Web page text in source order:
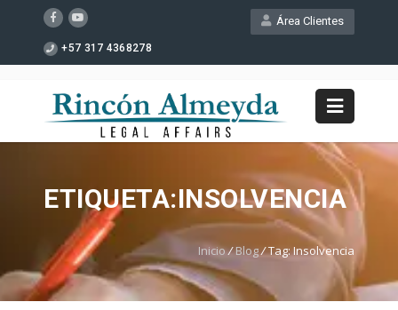
Área Clientes
+57 317 4368278
ETIQUETA:INSOLVENCIA
Inicio/Blog/Tag: Insolvencia